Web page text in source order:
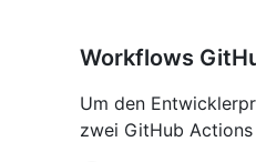
Workflows
Um den
zwei GitHub